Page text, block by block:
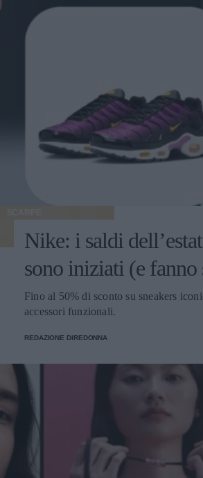
SCARPE
Nike: i saldi
sono iniziati (e fanno
Fino al 50% di sconto su sneakers
accessori funzionali.
REDAZIONE DIREDONNA